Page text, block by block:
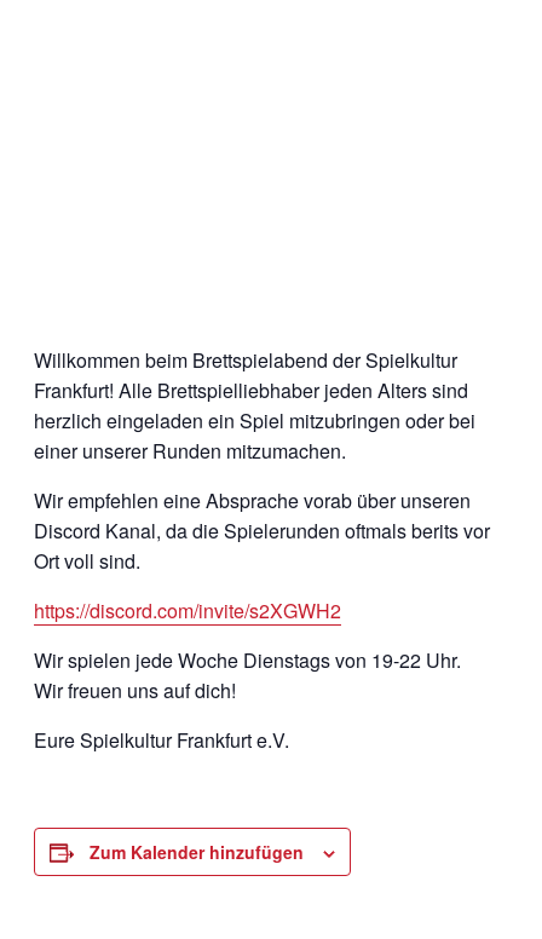
Willkommen beim Brettspielabend der Spielkultur
Frankfurt! Alle Brettspielliebhaber jeden Alters sind
herzlich eingeladen ein Spiel mitzubringen oder bei
einer unserer Runden mitzumachen.
Wir empfehlen eine Absprache vorab über unseren
Discord Kanal, da die Spielerunden oftmals berits vor
Ort voll sind.
https://discord.com/invite/s2XGWH2
Wir spielen jede Woche Dienstags von 19-22 Uhr.
Wir freuen uns auf dich!
Eure Spielkultur Frankfurt e.V.
Zum Kalender hinzufügen